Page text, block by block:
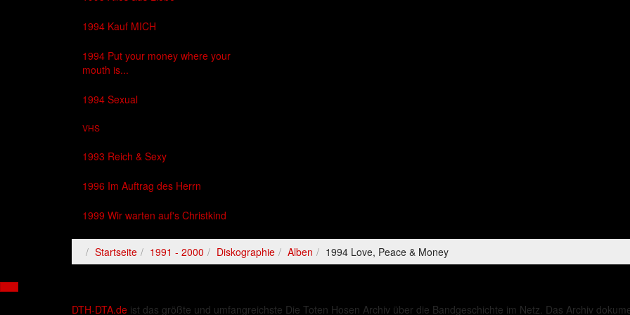
1994 Kauf MICH
1994 Put your money where your
mouth is...
1994 Sexual
VHS
1993 Reich & Sexy
1996 Im Auftrag des Herrn
1999 Wir warten auf's Christkind
Startseite 1991 - 2000 Diskographie Alben 1994 Love, Peace & Money
DTH-DTA.de ist das größte und umfangreichste Die Toten Hosen Archiv über die Bandgeschichte im Netz. Das Archiv